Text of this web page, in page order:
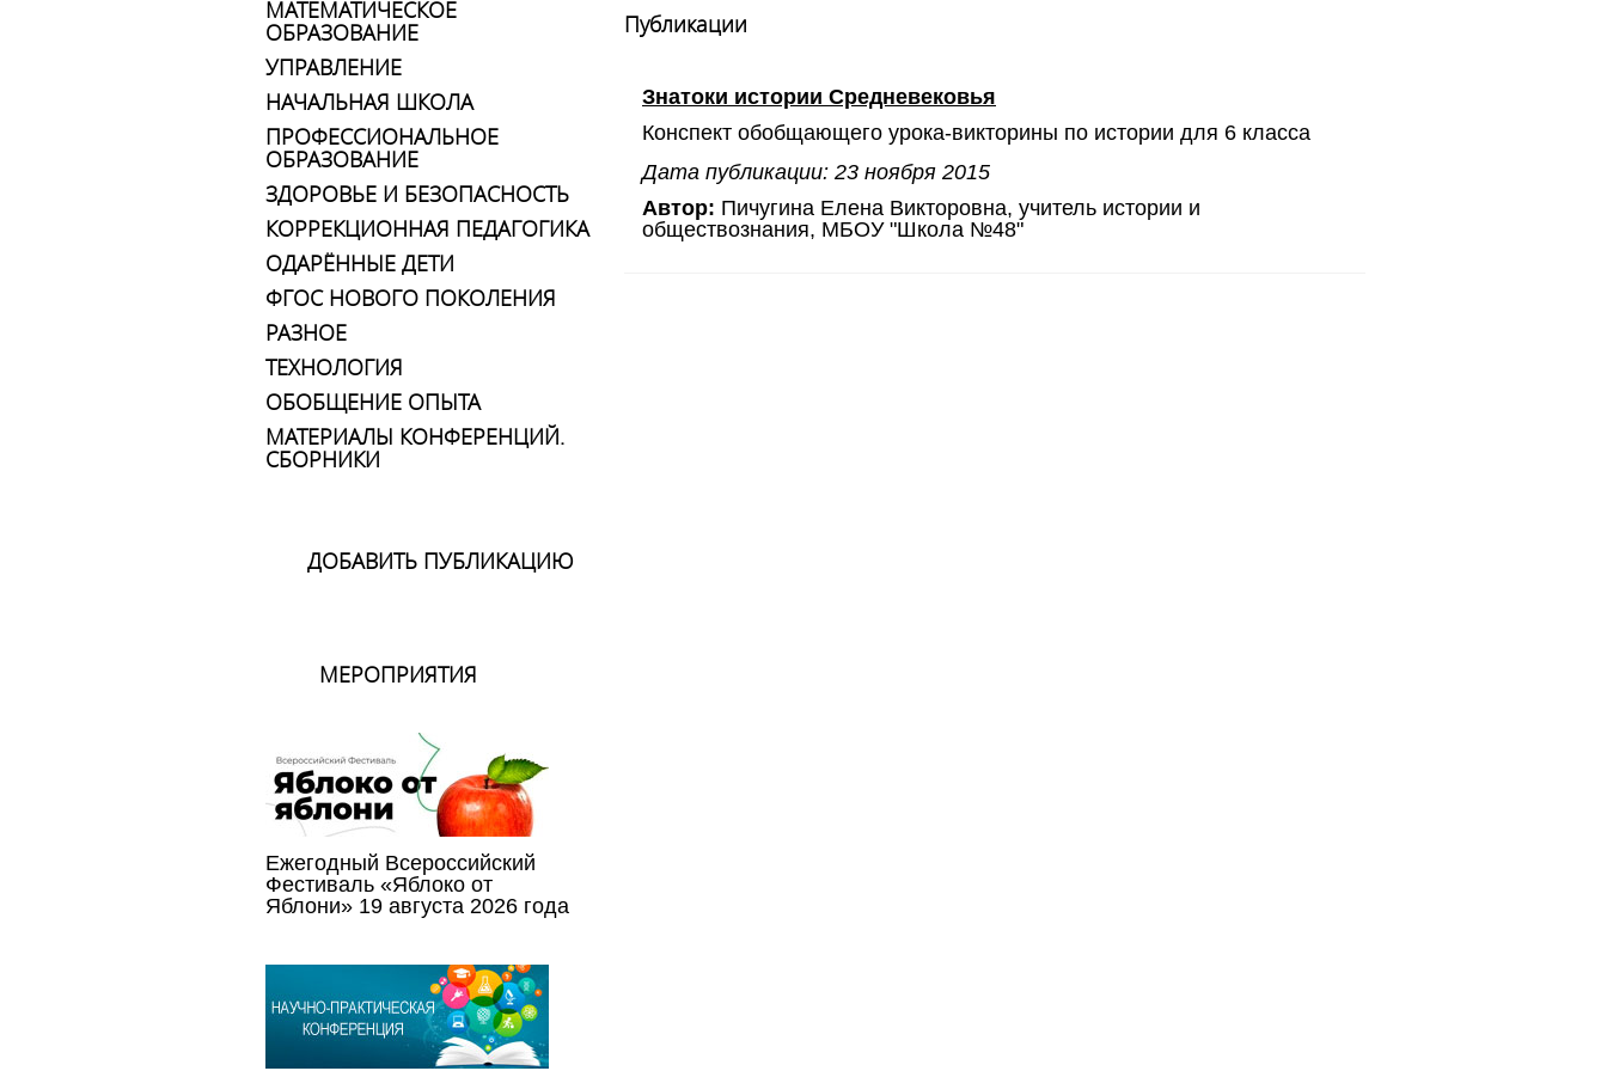
МАТЕМАТИЧЕСКОЕ
ОБРАЗОВАНИЕ
УПРАВЛЕНИЕ
НАЧАЛЬНАЯ ШКОЛА
ПРОФЕССИОНАЛЬНОЕ
ОБРАЗОВАНИЕ
ЗДОРОВЬЕ И БЕЗОПАСНОСТЬ
КОРРЕКЦИОННАЯ ПЕДАГОГИКА
ОДАРЁННЫЕ ДЕТИ
ФГОС НОВОГО ПОКОЛЕНИЯ
РАЗНОЕ
ТЕХНОЛОГИЯ
ОБОБЩЕНИЕ ОПЫТА
МАТЕРИАЛЫ КОНФЕРЕНЦИЙ.
СБОРНИКИ
ДОБАВИТЬ ПУБЛИКАЦИЮ
МЕРОПРИЯТИЯ
Ежегодный Всероссийский
Фестиваль «Яблоко от
Яблони» 19 августа 2026 года
Публикации
Знатоки истории Средневековья
Конспект обобщающего урока-викторины по истории для 6 класса
Дата публикации: 23 ноября 2015
Автор: Пичугина Елена Викторовна, учитель истории и
обществознания, МБОУ "Школа №48"